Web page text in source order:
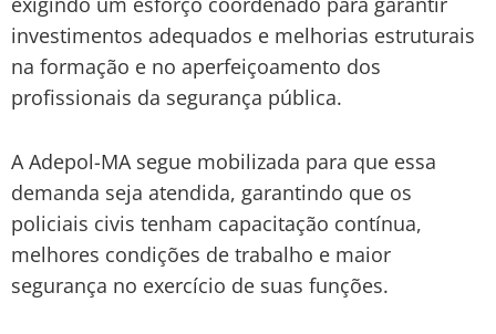
investimentos adequados e melhorias estruturais
na formação e no aperfeiçoamento dos
profissionais da segurança pública.
A Adepol-MA segue mobilizada para que essa
demanda seja atendida, garantindo que os
policiais civis tenham capacitação contínua,
melhores condições de trabalho e maior
segurança no exercício de suas funções.